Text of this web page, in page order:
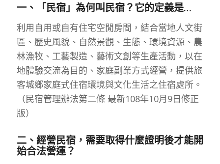
一、「民宿」為何叫民宿？它的定義是…
利用自用或自有住宅空閒房間，結合當地人文街
區、歷史風貌、自然景觀、生態、環境資源、農
林漁牧、工藝製造、藝術文創等生產活動，以在
地體驗交流為目的、家庭副業方式經營，提供旅
客城鄉家庭式住宿環境與文化生活之住宿處所。
（民宿管理辦法第二條 最新108年10月9日修正
版）
二、經營民宿，需要取得什麼證明後才能開
始合法營運？